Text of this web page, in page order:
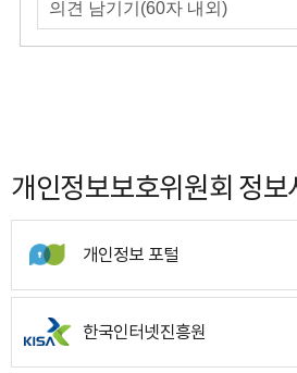
개인정보보호위원회 정보
개인정보 포털
한국인터넷진흥원